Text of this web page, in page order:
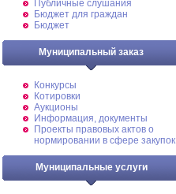
Публичные слушания
Бюджет для граждан
Бюджет
Муниципальный заказ
Конкурсы
Котировки
Аукционы
Информация, документы
Проекты правовых актов о
нормировании в сфере закупок
Муниципальные услуги